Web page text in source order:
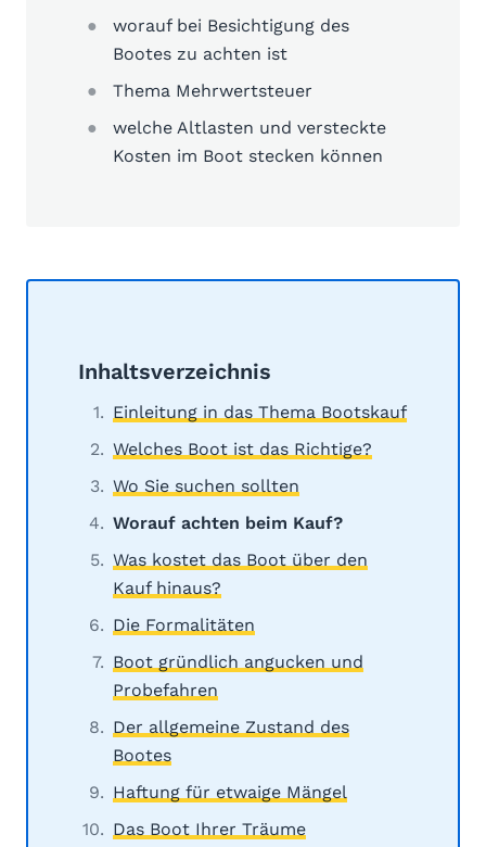
worauf bei Besichtigung des
Bootes zu achten ist
Thema Mehrwertsteuer
welche Altlasten und versteckte
Kosten im Boot stecken können
Inhaltsverzeichnis
Einleitung in das Thema Bootskauf
Welches Boot ist das Richtige?
Wo Sie suchen sollten
Worauf achten beim Kauf?
Was kostet das Boot über den
Kauf hinaus?
Die Formalitäten
Boot gründlich angucken und
Probefahren
Der allgemeine Zustand des
Bootes
Haftung für etwaige Mängel
Das Boot Ihrer Träume